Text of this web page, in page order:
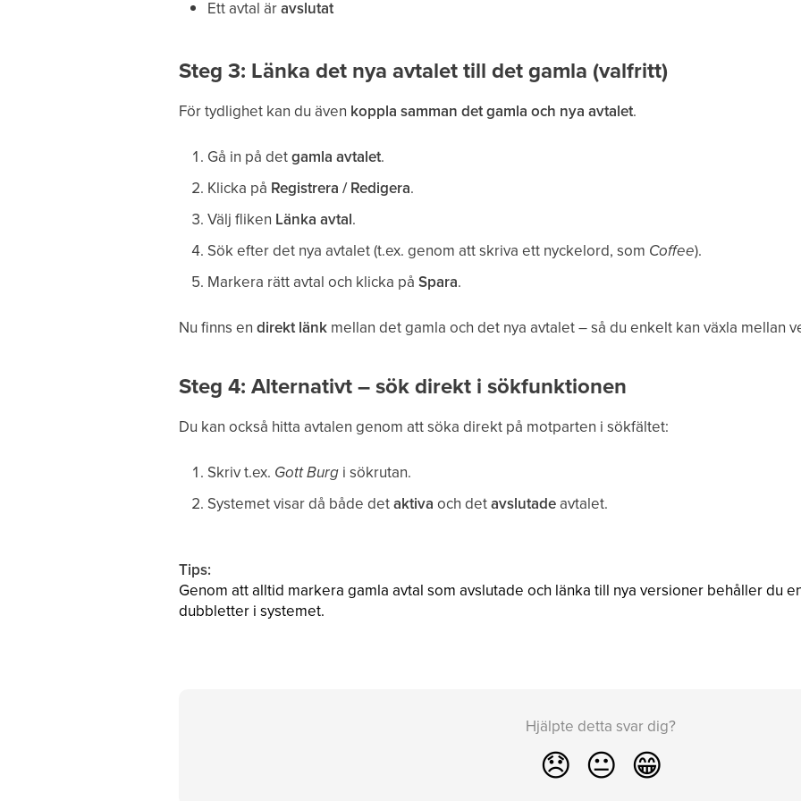
Ett avtal äravslutat
Steg 3: Länka det nya avtalet till det gamla (valfritt)
För tydlighet kan du även koppla samman det gamla och nya avtalet.
Gå in på detgamla avtalet.
Klicka på Registrera / Redigera.
Välj fliken Länka avtal.
Sök efter det nya avtalet (t.ex. genom att skriva ett nyckelord, som Coffee).
Markera rätt avtal och klicka på Spara.
Nu finns en direkt länkmellan det gamla och det nya avtalet – så du enkelt kan växla mellan
Steg 4: Alternativt – sök direkt i sökfunktionen
Du kan också hitta avtalen genom att söka direkt på motparten i sökfältet:
Skriv t.ex. Gott Burgi sökrutan.
Systemet visar då både detaktiva och detavslutadeavtalet.
Tips:
Genom att alltid markera gamla avtal som avslutade och länka till nya versioner behåller du
dubbletter i systemet.
Hjälpte detta svar dig?
😞 😐 😁